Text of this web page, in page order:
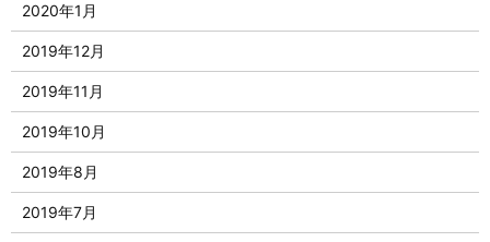
2020年1月
2019年12月
2019年11月
2019年10月
2019年8月
2019年7月